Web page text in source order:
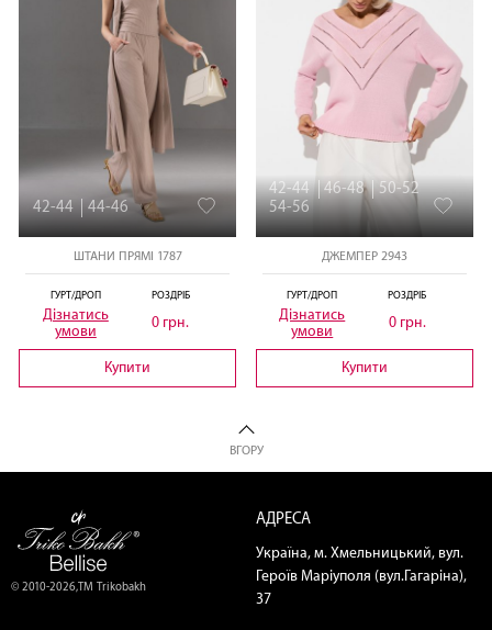
42-44 44-46
ШТАНИ ПРЯМІ 1787
ГУРТ/ДРОП
Дізнатись
умови
РОЗДРІБ
0 грн.
Купити
42-44 46-48
50-52
54-56
ДЖЕМПЕР 2943
ГУРТ/ДРОП
Дізнатись
умови
РОЗДРІБ
0 грн.
Купити
ВГОРУ
© 2010-2026,ТМ Trikobakh
АДРЕСА
Україна, м. Хмельницький, вул.
Героїв Маріуполя (вул.Гагаріна),
37